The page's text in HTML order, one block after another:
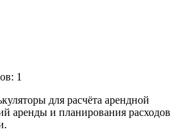
1
для расчёта арендной
аренды и планирования расходов